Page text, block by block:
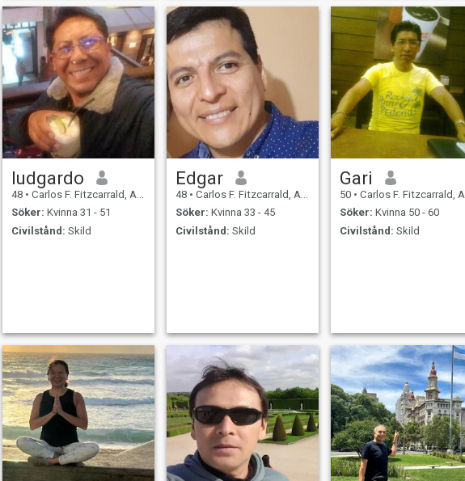
ludgardo
48 • Carlos F. Fitzcarrald, Ancash, Peru
Söker: Kvinna 31 - 51
Civilstånd: Skild
Edgar
48 • Carlos F. Fitzcarrald, Ancash, Peru
Söker: Kvinna 33 - 45
Civilstånd: Skild
Gari
50 • Carlos F. Fitzcarrald, Ancash, Peru
Söker: Kvinna 50 - 60
Civilstånd: Skild